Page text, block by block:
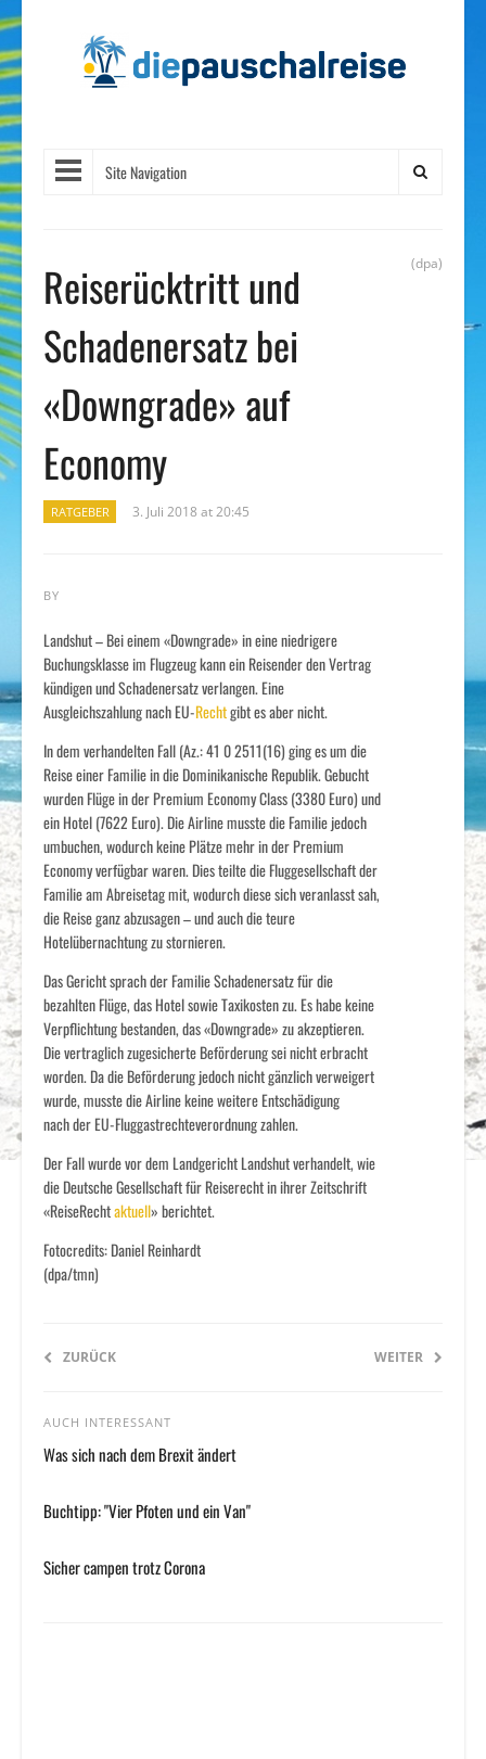
Site Navigation
Reiserücktritt und
Schadenersatz bei
«Downgrade» auf
Economy
(dpa)
RATGEBER 3. Juli 2018 at 20:45
BY
Landshut – Bei einem «Downgrade» in eine niedrigere
Buchungsklasse im Flugzeug kann ein Reisender den Vertrag
kündigen und Schadenersatz verlangen. Eine
Ausgleichszahlung nach EU-Rechtgibt es aber nicht.
In dem verhandelten Fall (Az.: 41 0 2511(16) ging es um die
Reise einer Familie in die Dominikanische Republik. Gebucht
wurden Flüge in der Premium Economy Class (3380 Euro) und
ein Hotel (7622 Euro). Die Airline musste die Familie jedoch
umbuchen, wodurch keine Plätze mehr in der Premium
Economy verfügbar waren. Dies teilte die Fluggesellschaft der
Familie am Abreisetag mit, wodurch diese sich veranlasst sah,
die Reise ganz abzusagen – und auch die teure
Hotelübernachtung zu stornieren.
Das Gericht sprach der Familie Schadenersatz für die
bezahlten Flüge, das Hotel sowie Taxikosten zu. Es habe keine
Verpflichtung bestanden, das «Downgrade» zu akzeptieren.
Die vertraglich zugesicherte Beförderung sei nicht erbracht
worden. Da die Beförderung jedoch nicht gänzlich verweigert
wurde, musste die Airline keine weitere Entschädigung
nach der EU-Fluggastrechteverordnung zahlen.
Der Fall wurde vor dem Landgericht Landshut verhandelt, wie
die Deutsche Gesellschaft für Reiserecht in ihrer Zeitschrift
«ReiseRechtaktuell» berichtet.
Fotocredits: Daniel Reinhardt
(dpa/tmn)
ZURÜCK WEITER
AUCH INTERESSANT
Was sich nach dem Brexit ändert
Buchtipp: "Vier Pfoten und ein Van"
Sicher campen trotz Corona